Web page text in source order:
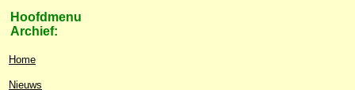
Hoofdmenu
Archief:
Home
Nieuws